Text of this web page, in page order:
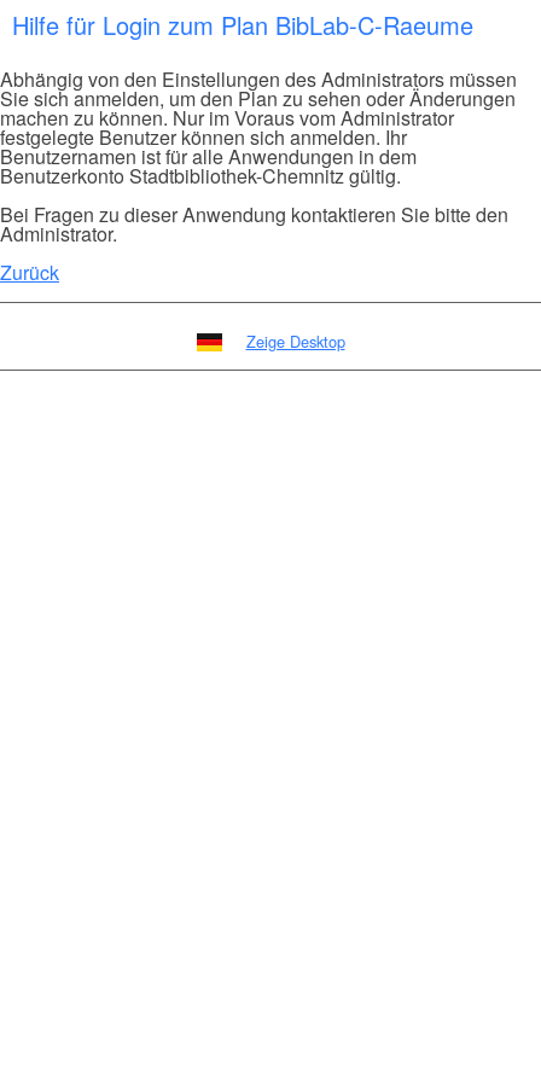
Hilfe für Login zum Plan BibLab-C-Raeume
Abhängig von den Einstellungen des Administrators müssen
Sie sich anmelden, um den Plan zu sehen oder Änderungen
machen zu können. Nur im Voraus vom Administrator
festgelegte Benutzer können sich anmelden. Ihr
Benutzernamen ist für alle Anwendungen in dem
Benutzerkonto Stadtbibliothek-Chemnitz gültig.
Bei Fragen zu dieser Anwendung kontaktieren Sie bitte den
Administrator.
Zurück
Zeige Desktop